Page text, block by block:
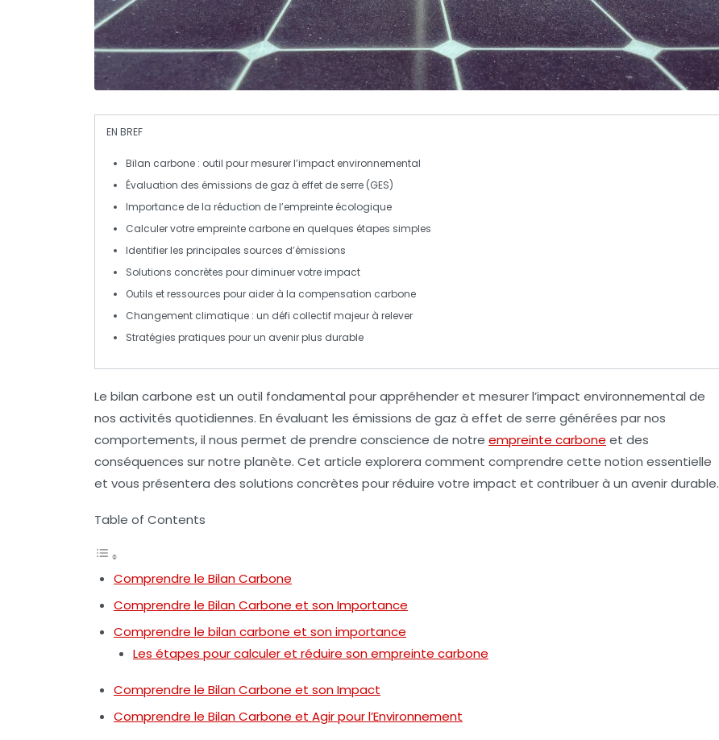
EN BREF
Bilan carbone : outil pour mesurer l’impact environnemental
Évaluation des émissions de gaz à effet de serre (GES)
Importance de la réduction de l’empreinte écologique
Calculer votre empreinte carbone en quelques étapes simples
Identifier les principales sources d’émissions
Solutions concrètes pour diminuer votre impact
Outils et ressources pour aider à la compensation carbone
Changement climatique : un défi collectif majeur à relever
Stratégies pratiques pour un avenir plus durable
Le bilan carbone est un outil fondamental pour appréhender et mesurer l’impact environnemental de
nos activités quotidiennes. En évaluant les émissions de gaz à effet de serre générées par nos
comportements, il nous permet de prendre conscience de notre empreinte carbone et des
conséquences sur notre planète. Cet article explorera comment comprendre cette notion essentielle
et vous présentera des solutions concrètes pour réduire votre impact et contribuer à un avenir durable.
Table of Contents
Comprendre le Bilan Carbone
Comprendre le Bilan Carbone et son Importance
Comprendre le bilan carbone et son importance
Les étapes pour calculer et réduire son empreinte carbone
Comprendre le Bilan Carbone et son Impact
Comprendre le Bilan Carbone et Agir pour l’Environnement